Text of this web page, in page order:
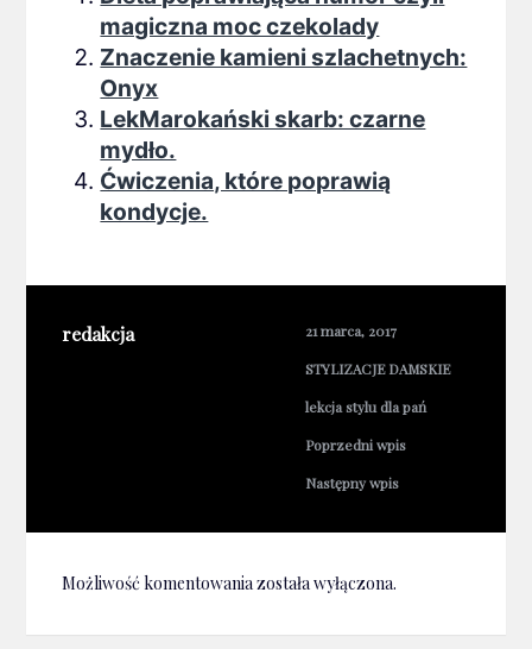
magiczna moc czekolady
Znaczenie kamieni szlachetnych:
Onyx
LekMarokański skarb: czarne
mydło.
Ćwiczenia, które poprawią
kondycje.
redakcja
21 marca, 2017
STYLIZACJE DAMSKIE
lekcja stylu dla pań
Poprzedni wpis
Następny wpis
Możliwość komentowania została wyłączona.